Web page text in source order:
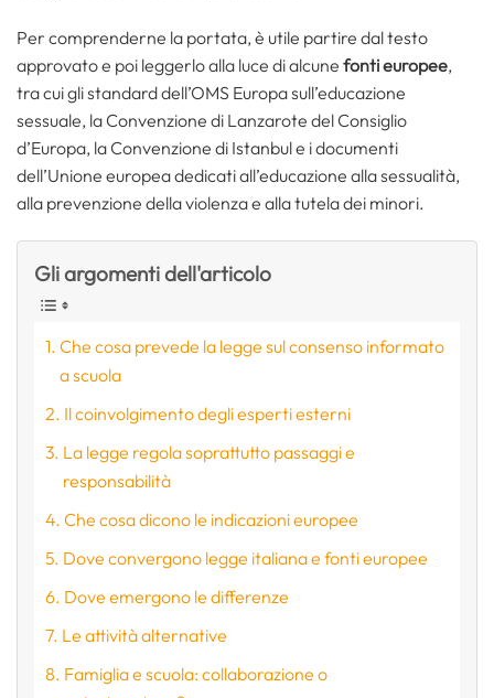
Per comprenderne la portata, è utile partire dal testo
approvato e poi leggerlo alla luce di alcune fonti europee,
tra cui gli standard dell’OMS Europa sull’educazione
sessuale, la Convenzione di Lanzarote del Consiglio
d’Europa, la Convenzione di Istanbul e i documenti
dell’Unione europea dedicati all’educazione alla sessualità,
alla prevenzione della violenza e alla tutela dei minori.
Gli argomenti dell'articolo
Che cosa prevede la legge sul consenso informato
a scuola
Il coinvolgimento degli esperti esterni
La legge regola soprattutto passaggi e
responsabilità
Che cosa dicono le indicazioni europee
Dove convergono legge italiana e fonti europee
Dove emergono le differenze
Le attività alternative
Famiglia e scuola: collaborazione o